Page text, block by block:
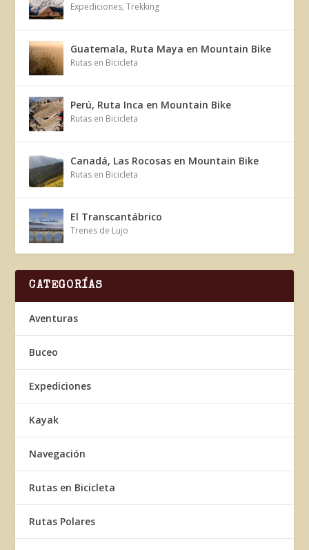
Expediciones,Trekking
Guatemala, Ruta Maya en Mountain Bike
Rutas en Bicicleta
Perú, Ruta Inca en Mountain Bike
Rutas en Bicicleta
Canadá, Las Rocosas en Mountain Bike
Rutas en Bicicleta
El Transcantábrico
Trenes de Lujo
CATEGORÍAS
Aventuras
Buceo
Expediciones
Kayak
Navegación
Rutas en Bicicleta
Rutas Polares